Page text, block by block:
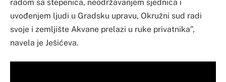
radom sa stepenica, neodržavanjem sjednica i
uvođenjem ljudi u Gradsku upravu, Okružni sud radi
svoje i zemljište Akvane prelazi u ruke privatnika”,
navela je Ješićeva.